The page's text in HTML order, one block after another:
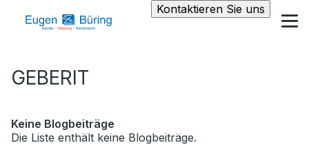
Kontaktieren Sie uns
GEBERIT
Keine Blogbeiträge
Die Liste enthält keine Blogbeiträge.